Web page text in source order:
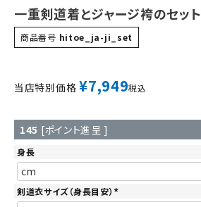
一重剣道着とジャージ袴のセット
商品番号 hitoe_ja-ji_set
当店特別価格 ¥7,949税込
145 [ポイント進呈 ]
身長
剣道衣サイズ（身長目安）
(